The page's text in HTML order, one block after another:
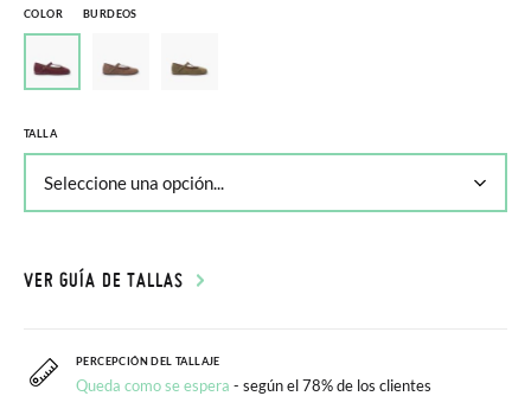
COLOR BURDEOS
TALLA
VER GUÍA DE TALLAS
PERCEPCIÓN DEL TALLAJE
Queda como se espera - según el 78% de los clientes